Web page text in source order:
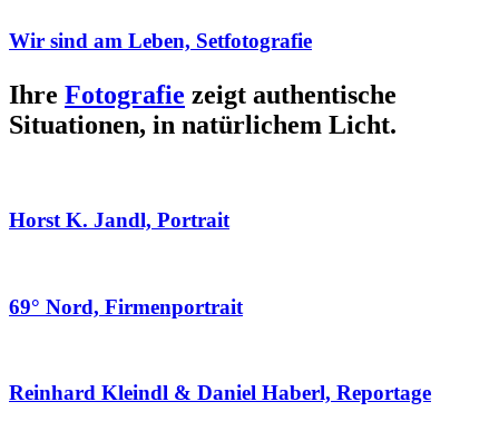
Wir sind am Leben, Setfotografie
Ihre Fotografie zeigt authentische
Situationen, in natürlichem Licht.
Horst K. Jandl, Portrait
69° Nord, Firmenportrait
Reinhard Kleindl & Daniel Haberl, Reportage